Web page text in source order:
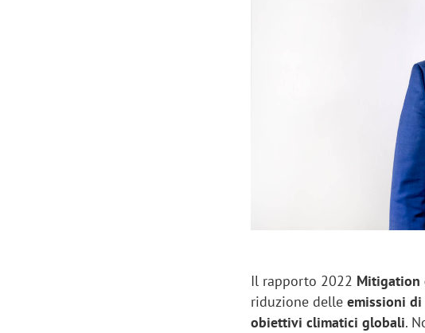
Il rapporto 2022 Mitigation
riduzione delleemissioni di
obiettivi climatici globali.
Perez, Samsung
mercato strategico